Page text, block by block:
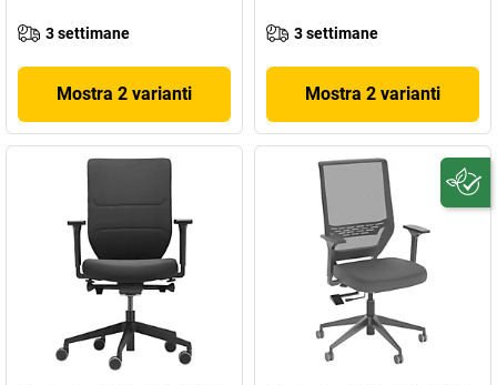
3 settimane
Mostra 2 varianti
3 settimane
Mostra 2 varianti